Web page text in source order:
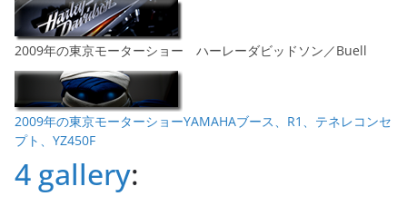
2009年の東京モーターショー ハーレーダビッドソン／Buell
2009年の東京モーターショーYAMAHAブース、R1、テネレコンセ
プト、YZ450F
4 gallery: